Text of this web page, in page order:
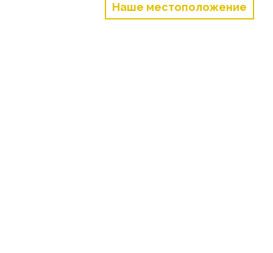
Наше местоположение